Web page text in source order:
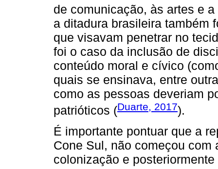
de comunicação, às artes e
a ditadura brasileira também
que visavam penetrar no
foi o caso da inclusão de
conteúdo moral e cívico
quais se ensinava, entre
como as pessoas deveriam
patrióticos (Duarte, 2017).
É importante pontuar que a
Cone Sul, não começou com
colonização e